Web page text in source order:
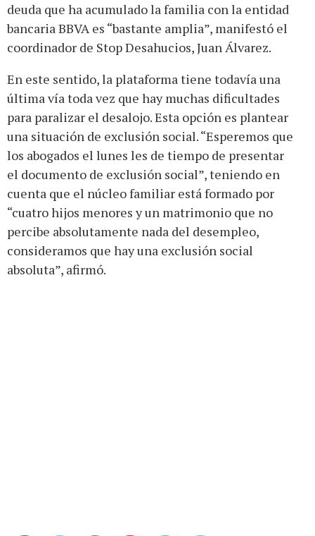
deuda que ha acumulado la familia con la entidad
bancaria BBVA es “bastante amplia”, manifestó el
coordinador de Stop Desahucios, Juan Álvarez.
En este sentido, la plataforma tiene todavía una
última vía toda vez que hay muchas dificultades
para paralizar el desalojo. Esta opción es plantear
una situación de exclusión social. “Esperemos que
los abogados el lunes les de tiempo de presentar
el documento de exclusión social”, teniendo en
cuenta que el núcleo familiar está formado por
“cuatro hijos menores y un matrimonio que no
percibe absolutamente nada del desempleo,
consideramos que hay una exclusión social
absoluta”, afirmó.